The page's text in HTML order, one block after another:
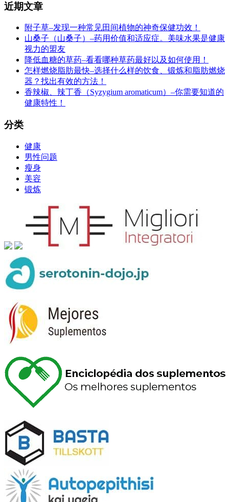
近期文章
附子草–发现一种常见田间植物的神奇保健功效！
山桑子（山桑子）–药用价值和适应症。美味水果是健康
视力的盟友
降低血糖的草药–看看哪种草药最好以及如何使用！
怎样燃烧脂肪最快–选择什么样的饮食、锻炼和脂肪燃烧
器？找出有效的方法！
香辣椒、辣丁香（Syzygium aromaticum）–你需要知道的
健康特性！
分类
健康
男性问题
瘦身
美容
锻炼